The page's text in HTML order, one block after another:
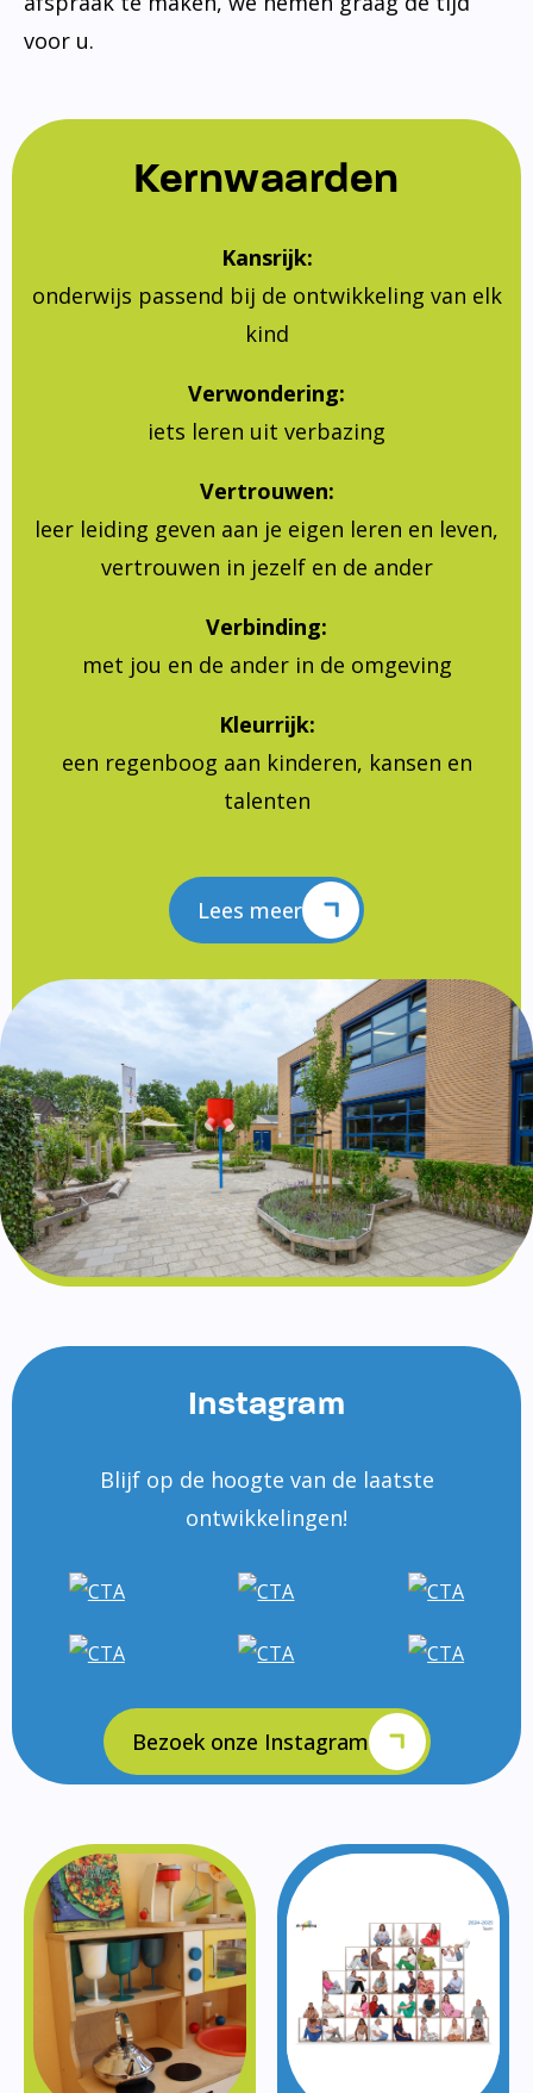
voor u.
Kernwaarden
Kansrijk:
onderwijs passend bij de ontwikkeling van elk
kind
Verwondering:
iets leren uit verbazing
Vertrouwen:
leer leiding geven aan je eigen leren en leven,
vertrouwen in jezelf en de ander
Verbinding:
met jou en de ander in de omgeving
Kleurrijk:
een regenboog aan kinderen, kansen en
talenten
Lees meer
Instagram
Blijf op de hoogte van de laatste
ontwikkelingen!
Bezoek onze Instagram